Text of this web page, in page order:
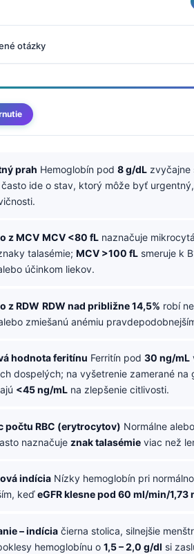
otázky
prah Hemoglobín pod 8 g/dL zvyčajne
často ide o stav, ktorý môže byť
z MCV MCV <80 fL naznačuje
talasémie; MCV >100 fL smeruje k
účinkom liekov.
z RDW RDW nad približne 14,5% robí
zmiešanú anémiu
hodnota feritínu Ferritín pod 30 ng/mL
dospelých; na vyšetrenie zamerané
<45 ng/mL na zlepšenie citlivosti.
počtu RBC (erytrocytov) Normálne
naznačuje znak talasémie viac než
indícia Nízky hemoglobín pri
keďeGFR klesne pod 60 ml/min/1,73
– indícia čierna stolica, silnejšie
hemoglobínu o 1,5 – 2,0 g/dl si